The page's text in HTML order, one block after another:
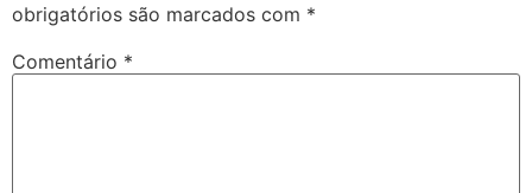
obrigatórios são marcados com *
Comentário *